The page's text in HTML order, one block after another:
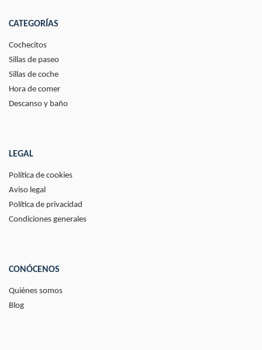
CATEGORÍAS
Cochecitos
Sillas de paseo
Sillas de coche
Hora de comer
Descanso y baño
LEGAL
Política de cookies
Aviso legal
Política de privacidad
Condiciones generales
CONÓCENOS
Quiénes somos
Blog